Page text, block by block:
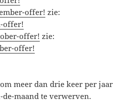
offer! zie:
offer!
offer! zie:
offer!
meer dan drie keer per jaar
maand te verwerven.